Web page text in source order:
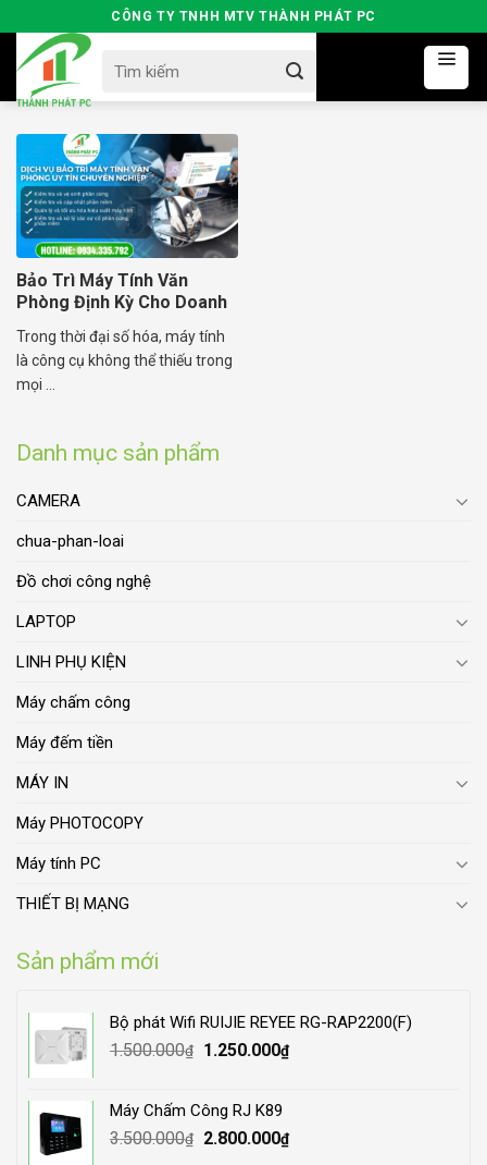
to
content
CÔNG TY TNHH MTV THÀNH PHÁT PC
for:
Danh mục sản phẩm
CAMERA
chua-phan-loai
Đồ chơi công nghệ
LAPTOP
LINH PHỤ KIỆN
Máy chấm công
Máy đếm tiền
MÁY IN
Máy PHOTOCOPY
Máy tính PC
THIẾT BỊ MẠNG
Sản phẩm mới
Bộ phát Wifi RUIJIE REYEE RG-RAP2200(F)
1.500.000₫
Original
1.500.000₫.
1.250.000₫Current
Máy Chấm Công RJ K89
3.500.000₫
Original
2.800.000₫Current
Bảo Trì Máy Tính Văn
Phòng Định Kỳ Cho Doanh
Trong thời đại số hóa, máy tính
là công cụ không thể thiếu trong
mọi ...